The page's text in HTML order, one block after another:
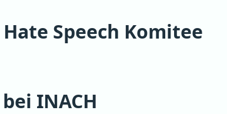
Speech Komitee
INACH